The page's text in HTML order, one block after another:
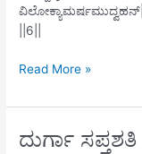
||6||
ದುರ್ಗಾ
ನವಮೋ ‌உಧ್ಯಾಯಃ
Read More »
ದುರ್ಗಾ